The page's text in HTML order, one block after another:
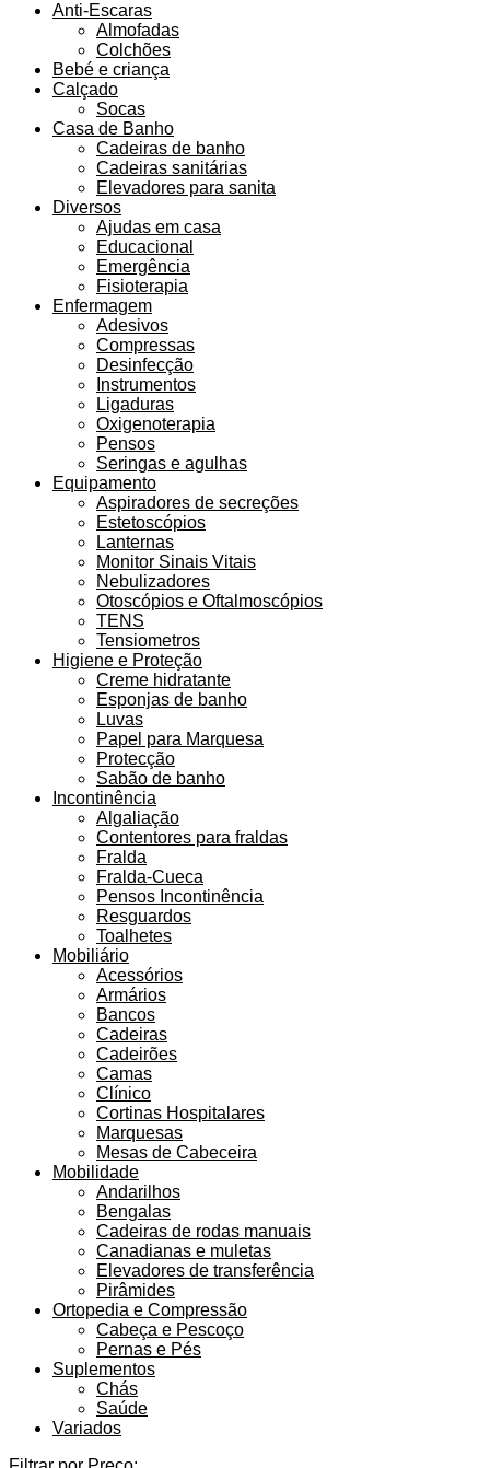
Anti-Escaras
Almofadas
Colchões
Bebé e criança
Calçado
Socas
Casa de Banho
Cadeiras de banho
Cadeiras sanitárias
Elevadores para sanita
Diversos
Ajudas em casa
Educacional
Emergência
Fisioterapia
Enfermagem
Adesivos
Compressas
Desinfecção
Instrumentos
Ligaduras
Oxigenoterapia
Pensos
Seringas e agulhas
Equipamento
Aspiradores de secreções
Estetoscópios
Lanternas
Monitor Sinais Vitais
Nebulizadores
Otoscópios e Oftalmoscópios
TENS
Tensiometros
Higiene e Proteção
Creme hidratante
Esponjas de banho
Luvas
Papel para Marquesa
Protecção
Sabão de banho
Incontinência
Algaliação
Contentores para fraldas
Fralda
Fralda-Cueca
Pensos Incontinência
Resguardos
Toalhetes
Mobiliário
Acessórios
Armários
Bancos
Cadeiras
Cadeirões
Camas
Clínico
Cortinas Hospitalares
Marquesas
Mesas de Cabeceira
Mobilidade
Andarilhos
Bengalas
Cadeiras de rodas manuais
Canadianas e muletas
Elevadores de transferência
Pirâmides
Ortopedia e Compressão
Cabeça e Pescoço
Pernas e Pés
Suplementos
Chás
Saúde
Variados